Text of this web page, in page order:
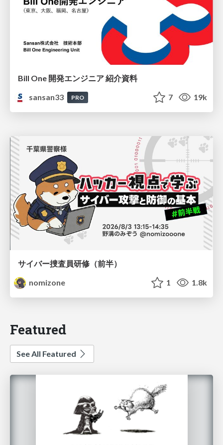
Bill One 開発エンジニア 紹介資料
sansan33
PRO 7 19k
サイバー捜査員研修（前半）
nomizone
1 1.8k
Featured
See All Featured